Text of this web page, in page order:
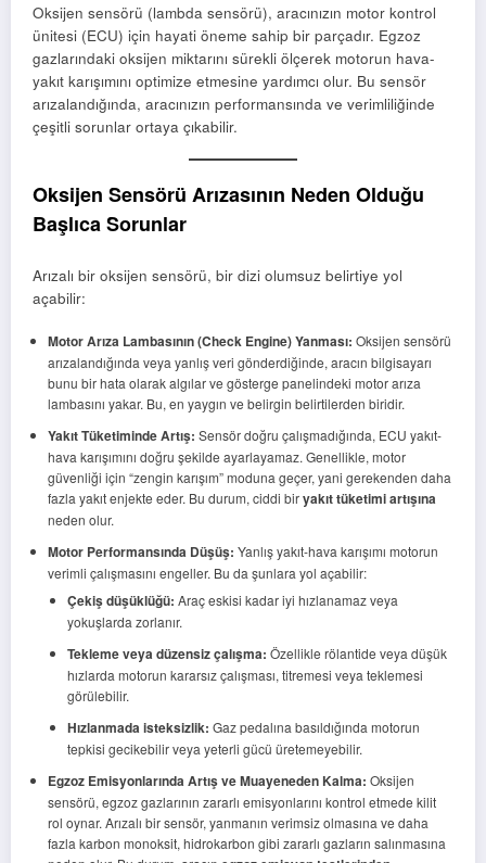
Oksijen sensörü (lambda sensörü), aracınızın motor kontrol
ünitesi (ECU) için hayati öneme sahip bir parçadır. Egzoz
gazlarındaki oksijen miktarını sürekli ölçerek motorun hava-
yakıt karışımını optimize etmesine yardımcı olur. Bu sensör
arızalandığında, aracınızın performansında ve verimliliğinde
çeşitli sorunlar ortaya çıkabilir.
Oksijen Sensörü Arızasının Neden Olduğu
Başlıca Sorunlar
Arızalı bir oksijen sensörü, bir dizi olumsuz belirtiye yol
açabilir:
Motor Arıza Lambasının (Check Engine) Yanması: Oksijen sensörü
arızalandığında veya yanlış veri gönderdiğinde, aracın bilgisayarı
bunu bir hata olarak algılar ve gösterge panelindeki motor arıza
lambasını yakar. Bu, en yaygın ve belirgin belirtilerden biridir.
Yakıt Tüketiminde Artış: Sensör doğru çalışmadığında, ECU yakıt-
hava karışımını doğru şekilde ayarlayamaz. Genellikle, motor
güvenliği için “zengin karışım” moduna geçer, yani gerekenden daha
fazla yakıt enjekte eder. Bu durum, ciddi biryakıt tüketimi artışına
neden olur.
Motor Performansında Düşüş: Yanlış yakıt-hava karışımı motorun
verimli çalışmasını engeller. Bu da şunlara yol açabilir:
Çekiş düşüklüğü: Araç eskisi kadar iyi hızlanamaz veya
yokuşlarda zorlanır.
Tekleme veya düzensiz çalışma: Özellikle rölantide veya düşük
hızlarda motorun kararsız çalışması, titremesi veya teklemesi
görülebilir.
Hızlanmada isteksizlik: Gaz pedalına basıldığında motorun
tepkisi gecikebilir veya yeterli gücü üretemeyebilir.
Egzoz Emisyonlarında Artış ve Muayeneden Kalma: Oksijen
sensörü, egzoz gazlarının zararlı emisyonlarını kontrol etmede kilit
rol oynar. Arızalı bir sensör, yanmanın verimsiz olmasına ve daha
fazla karbon monoksit, hidrokarbon gibi zararlı gazların salınmasına